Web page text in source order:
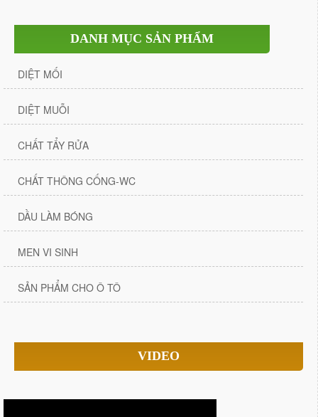
DANH MỤC SẢN PHẨM
DIỆT MỐI
DIỆT MUỖI
CHẤT TẨY RỬA
CHẤT THÔNG CỐNG-WC
DẦU LÀM BÓNG
MEN VI SINH
SẢN PHẨM CHO Ô TÔ
VIDEO